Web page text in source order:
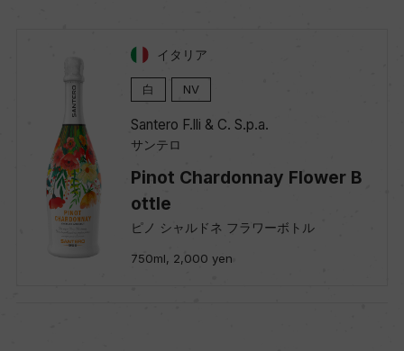
イタリア
白 NV
Santero F.lli & C. S.p.a.
サンテロ
Pinot Chardonnay Flower B
ottle
ピノ シャルドネ フラワーボトル
750ml, 2,000 yen